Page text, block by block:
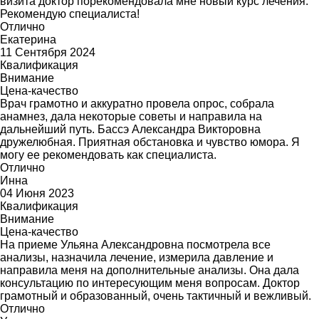
Рекомендую специалиста!
Отлично
Екатерина
11 Сентября 2024
Квалификация
Внимание
Цена-качество
Врач грамотно и аккуратно провела опрос, собрала
анамнез, дала некоторые советы и направила на
дальнейший путь. Бассэ Александра Викторовна
дружелюбная. Приятная обстановка и чувство юмора. Я
могу ее рекомендовать как специалиста.
Отлично
Инна
04 Июня 2023
Квалификация
Внимание
Цена-качество
На приеме Ульяна Александровна посмотрела все
анализы, назначила лечение, измерила давление и
направила меня на дополнительные анализы. Она дала
консультацию по интересующим меня вопросам. Доктор
грамотный и образованный, очень тактичный и вежливый.
Отлично